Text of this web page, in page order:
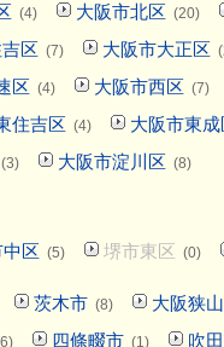
(4) 大阪市北区 (20)
区 (7) 大阪市大正区
区 (4) 大阪市西区 (7)
住吉区 (4) 大阪市東成
(3) 大阪市淀川区 (8)
区 (5) 堺市東区 (0)
茨木市 (8) 大阪狭
四條畷市 (1) 吹